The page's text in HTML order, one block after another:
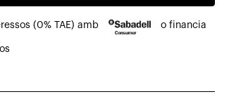
(0% TAE) amb o financia